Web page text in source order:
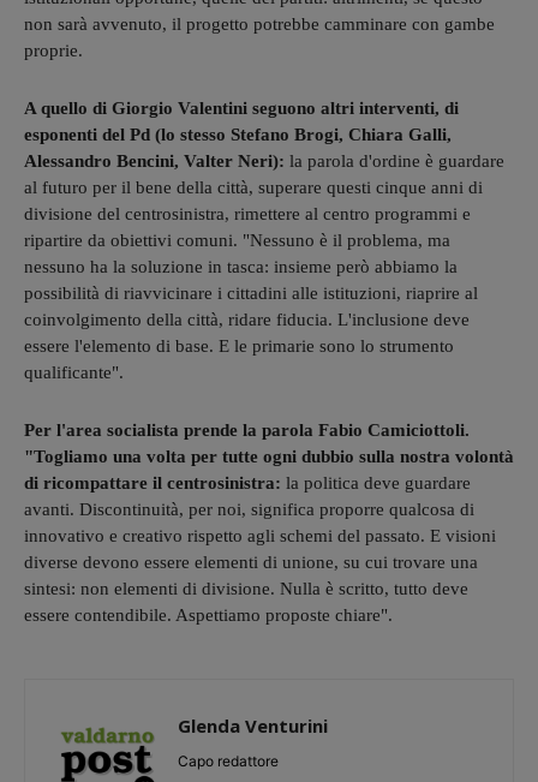
non sarà avvenuto, il progetto potrebbe camminare con gambe
proprie.
A quello di Giorgio Valentini seguono altri interventi, di
esponenti del Pd (lo stesso Stefano Brogi, Chiara Galli,
Alessandro Bencini, Valter Neri): la parola d'ordine è guardare
al futuro per il bene della città, superare questi cinque anni di
divisione del centrosinistra, rimettere al centro programmi e
ripartire da obiettivi comuni. "Nessuno è il problema, ma
nessuno ha la soluzione in tasca: insieme però abbiamo la
possibilità di riavvicinare i cittadini alle istituzioni, riaprire al
coinvolgimento della città, ridare fiducia. L'inclusione deve
essere l'elemento di base. E le primarie sono lo strumento
qualificante".
Per l'area socialista prende la parola Fabio Camiciottoli.
"Togliamo una volta per tutte ogni dubbio sulla nostra volontà
di ricompattare il centrosinistra: la politica deve guardare
avanti. Discontinuità, per noi, significa proporre qualcosa di
innovativo e creativo rispetto agli schemi del passato. E visioni
diverse devono essere elementi di unione, su cui trovare una
sintesi: non elementi di divisione. Nulla è scritto, tutto deve
essere contendibile. Aspettiamo proposte chiare".
Glenda Venturini
Capo redattore